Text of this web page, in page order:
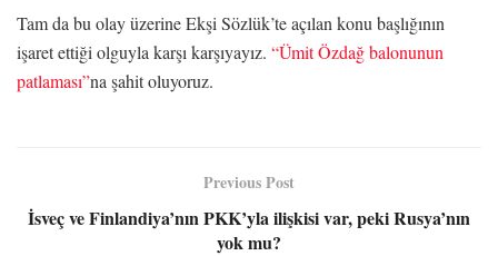
Tam da bu olay üzerine Ekşi Sözlük’te açılan konu başlığının
işaret ettiği olguyla karşı karşıyayız. “Ümit Özdağ balonunun
patlaması”na şahit oluyoruz.
Previous Post
İsveç ve Finlandiya’nın PKK’yla ilişkisi var, peki Rusya’nın
yok mu?